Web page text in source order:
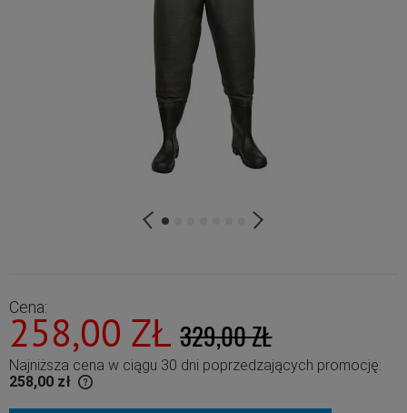
Cena:
258,00 ZŁ 329,00 ZŁ
Najniższa cena w ciągu 30 dni poprzedzających promocję:
258,00 zł